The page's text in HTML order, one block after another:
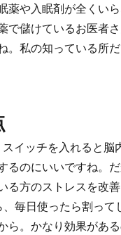
薬や入眠剤が全くいら
で儲けているお医者
。私の知っている所
イッチを入れると
るのにいいですね。
る方のストレスを改
毎日使ったら割っ
ら。かなり効果があ